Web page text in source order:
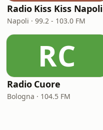
Radio Kiss Kiss Napoli
Napoli · 99.2 - 103.0 FM
RC
Radio Cuore
Bologna · 104.5 FM